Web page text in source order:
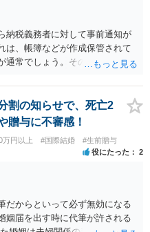
納税義務者に対して事前通知が
は、帳簿などが作成保管されて
通常でしょう。その場合、当然
査・質問に応じて、何らかの対
、場合によっては税理士限りで
だそうすると、もともとの申告
報酬が発生するものかどうかと
ためて、問い合わせをした方が
割の知らせで、死亡2
贈与に不審感！
万円以上 #国際結婚 #生前贈与
役にたった 2
だからといって必ず無効になる
姻届を出す時に代筆が許される